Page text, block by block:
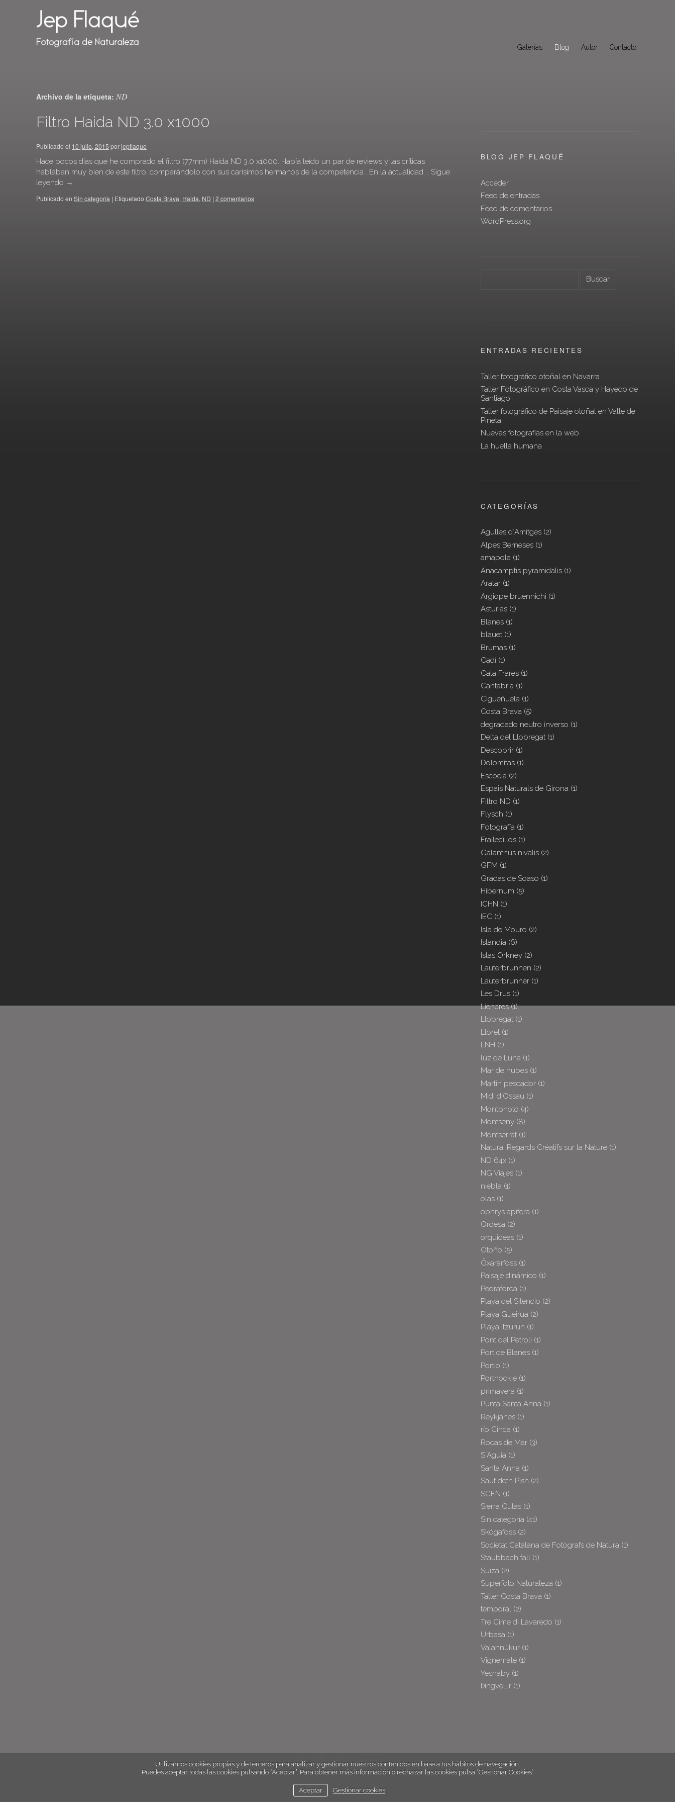
Galerías Blog Autor Contacto
Archivo de la etiqueta: ND
Filtro Haida ND 3.0 x1000
Publicado el 10 julio, 2015 porjepflaque
Hace pocos días que he comprado el filtro (77mm) Haida ND 3.0 x1000. Había leído un par de reviews y las críticas
hablaban muy bien de este filtro, comparándolo con sus carísimos hermanos de la competencia . En la actualidad … Sigue
leyendo →
Publicado en Sin categoría | Etiquetado Costa Brava, Haida, ND | 2 comentarios
BLOG JEP FLAQUÉ
Acceder
Feed de entradas
Feed de comentarios
WordPress.org
ENTRADAS RECIENTES
Taller fotográfico otoñal en Navarra
Taller Fotográfico en Costa Vasca y Hayedo de
Santiago
Taller fotográfico de Paisaje otoñal en Valle de
Pineta.
Nuevas fotografías en la web.
La huella humana
CATEGORÍAS
Agulles d´Amitges (2)
Alpes Berneses (1)
amapola (1)
Anacamptis pyramidalis (1)
Aralar (1)
Argiope bruennichi (1)
Asturias (1)
Blanes (1)
blauet (1)
Brumas (1)
Cadí (1)
Cala Frares (1)
Cantabria (1)
Cigüeñuela (1)
Costa Brava (5)
degradado neutro inverso (1)
Delta del Llobregat (1)
Descobrir (1)
Dolomitas (1)
Escocia (2)
Espais Naturals de Girona (1)
Filtro ND (1)
Flysch (1)
Fotografía (1)
Frailecillos (1)
Galanthus nivalis (2)
GFM (1)
Gradas de Soaso (1)
Hibernum (5)
ICHN (1)
IEC (1)
Isla de Mouro (2)
Islandia (6)
Islas Orkney (2)
Lauterbrunnen (2)
Lauterbrunner (1)
Les Drus (1)
Liencres(1)
Llobregat (1)
Lloret (1)
LNH (1)
luz de Luna (1)
Mar de nubes (1)
Martin pescador (1)
Midi d´Ossau (1)
Montphoto (4)
Montseny (8)
Montserrat (1)
Natura: Regards Créatifs sur la Nature (1)
ND 64x (1)
NG Viajes (1)
niebla (1)
olas (1)
ophrys apifera (1)
Ordesa (2)
orquideas (1)
Otoño (5)
Öxarárfoss (1)
Paisaje dinámico (1)
Pedraforca (1)
Playa del Silencio (2)
Playa Gueirua (2)
Playa Itzurun (1)
Pont del Petroli (1)
Port de Blanes (1)
Portio (1)
Portnockie (1)
primavera (1)
Punta Santa Anna (1)
Reykjanes (1)
río Cinca (1)
Rocas de Mar (3)
S´Aguia (1)
Santa Anna (1)
Saut deth Pish (2)
SCFN (1)
Sierra Cutas (1)
Sin categoría (41)
Skógafoss (2)
Societat Catalana de Fotògrafs de Natura (1)
Staubbach fall (1)
Suiza (2)
Superfoto Naturaleza (1)
Taller Costa Brava (1)
temporal (2)
Tre Cime di Lavaredo (1)
Urbasa (1)
Valahnúkur (1)
Vignemale (1)
Yesnaby (1)
Þingvellir (1)
english
aviso legal política de cookies
Utilizamos cookies propias y de terceros para analizar y gestionar nuestros contenidos en base a tus hábitos de navegación.
Puedes aceptar todas las cookies pulsando “Aceptar”. Para obtener más información o rechazar las cookies pulsa “Gestionar Cookies“
Aceptar Gestionar cookies